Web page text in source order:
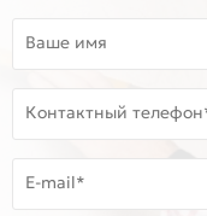
Ваше имя
Контактный
E-mail*